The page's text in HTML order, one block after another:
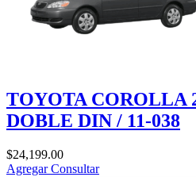
TOYOTA COROLLA
DOBLE DIN / 11-038
$24,199.00
AgregarConsultar